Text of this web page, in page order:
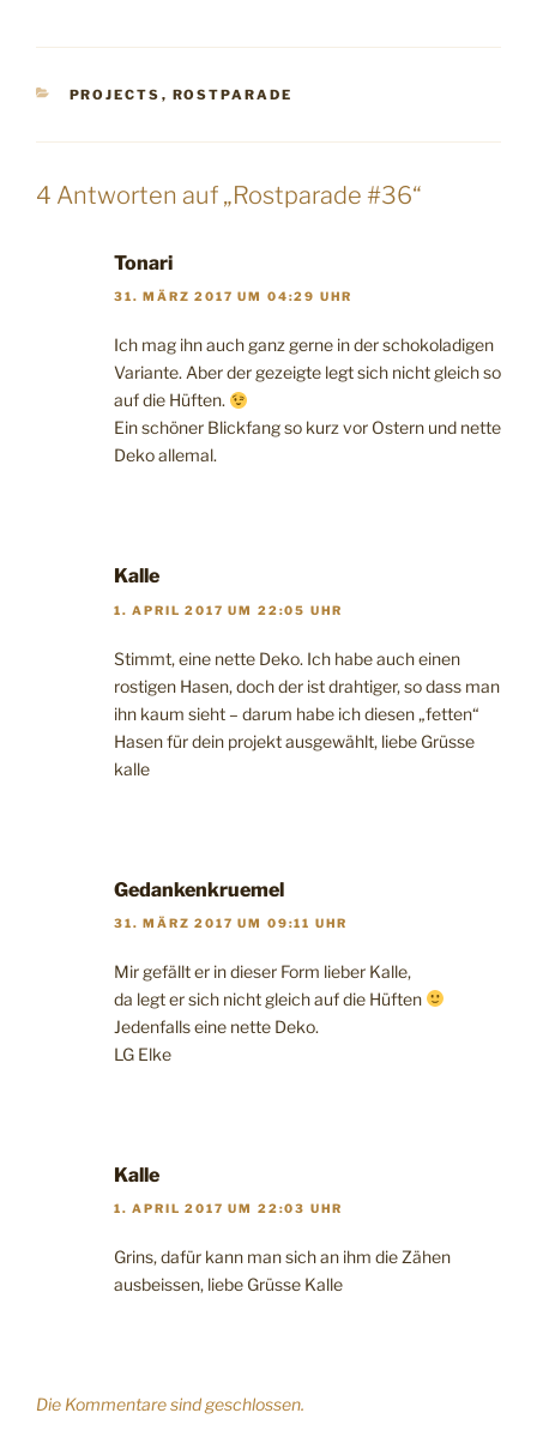
KATEGORIEN
PROJECTS , ROSTPARADE
4 Antworten auf „Rostparade #36“
Tonari
31. MÄRZ 2017 UM 04:29 UHR
Ich mag ihn auch ganz gerne in der schokoladigen
Variante. Aber der gezeigte legt sich nicht gleich so
auf die Hüften.
Ein schöner Blickfang so kurz vor Ostern und nette
Deko allemal.
Kalle
1. APRIL 2017 UM 22:05 UHR
Stimmt, eine nette Deko. Ich habe auch einen
rostigen Hasen, doch der ist drahtiger, so dass man
ihn kaum sieht – darum habe ich diesen „fetten“
Hasen für dein projekt ausgewählt, liebe Grüsse
kalle
Gedankenkruemel
31. MÄRZ 2017 UM 09:11 UHR
Mir gefällt er in dieser Form lieber Kalle,
da legt er sich nicht gleich auf die Hüften
Jedenfalls eine nette Deko.
LG Elke
Kalle
1. APRIL 2017 UM 22:03 UHR
Grins, dafür kann man sich an ihm die Zähen
ausbeissen, liebe Grüsse Kalle
Die Kommentare sind geschlossen.